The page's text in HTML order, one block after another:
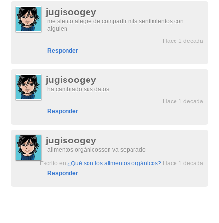
jugisoogey
me siento alegre de compartir mis sentimientos con
alguien
Hace 1 decada
Responder
jugisoogey
ha cambiado sus datos
Hace 1 decada
Responder
jugisoogey
alimentos orgánicosson va separado
Escrito en ¿Qué son los alimentos orgánicos?Hace 1 decada
Responder